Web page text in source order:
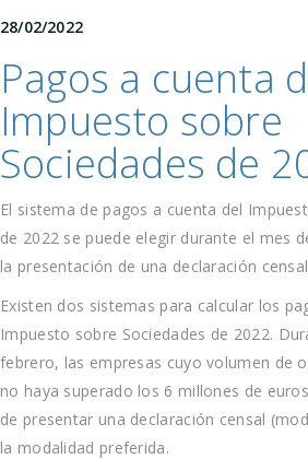
28/02/2022
Pagos a cuenta
Impuesto sobre
Sociedades de
El sistema de pagos a cuenta del
de 2022 se puede elegir durante el mes
la presentación de una declaración
Existen dos sistemas para calcular los
Impuesto sobre Sociedades de 2022.
febrero, las empresas cuyo volumen de
no haya superado los 6 millones de
de presentar una declaración censal
la modalidad preferida.